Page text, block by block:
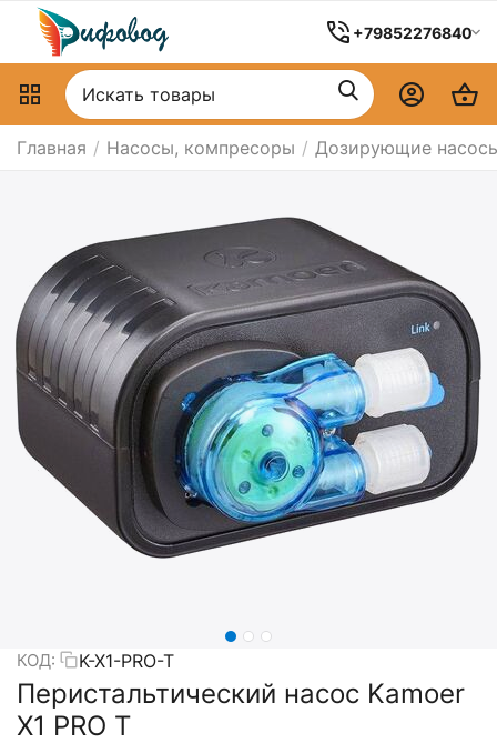
+79852276840
Главная / Насосы, компресоры / Дозирующие
КОД: K-X1-PRO-T
Перистальтический насос Kamoer
X1 PRO T